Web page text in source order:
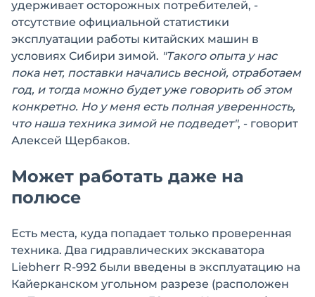
удерживает осторожных потребителей, -
отсутствие официальной статистики
эксплуатации работы китайских машин в
условиях Сибири зимой. "Такого опыта у нас
пока нет, поставки начались весной, отработаем
год, и тогда можно будет уже говорить об этом
конкретно. Но у меня есть полная уверенность,
что наша техника зимой не подведет", - говорит
Алексей Щербаков.
Может работать даже на
полюсе
Есть места, куда попадает только проверенная
техника. Два гидравлических экскаватора
Liebherr R-992 были введены в эксплуатацию на
Кайерканском угольном разрезе (расположен